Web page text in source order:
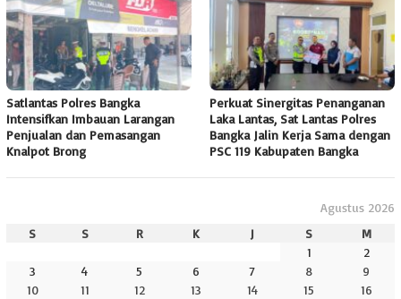
Satlantas Polres Bangka
Intensifkan Imbauan Larangan
Penjualan dan Pemasangan
Knalpot Brong
Perkuat Sinergitas Penanganan
Laka Lantas, Sat Lantas Polres
Bangka Jalin Kerja Sama dengan
PSC 119 Kabupaten Bangka
Agustus 2026
S
S R K J S
M
1
2
3
4 5 6 7 8
9
10
11 12 13 14 15
16